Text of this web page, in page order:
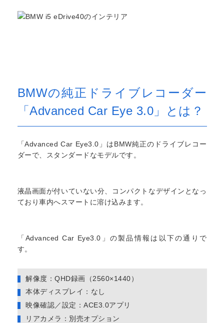
BMWの純正ドライブレコーダー
「Advanced Car Eye 3.0」とは？
「Advanced Car Eye3.0」はBMW純正のドライブレコー
ダーで、スタンダードなモデルです。
液晶画面が付いていない分、コンパクトなデザインとなっ
ており車内へスマートに溶け込みます。
「Advanced Car Eye3.0」の製品情報は以下の通りで
す。
解像度：QHD録画（2560×1440）
本体ディスプレイ：なし
映像確認／設定：ACE3.0アプリ
リアカメラ：別売オプション